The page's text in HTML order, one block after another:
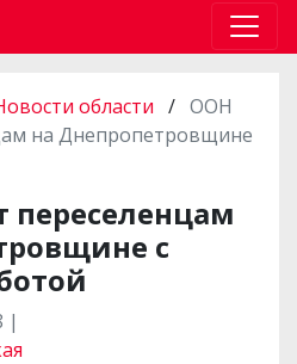
области / ООН
на Днепропетровщине
с
|